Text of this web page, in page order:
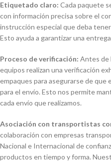
Etiquetado claro: Cada paquete
con información precisa sobre el
instrucción especial que deba
Esto ayuda a garantizar una
Proceso de verificación: Antes de
equipos realizan una verificación
empaques para asegurarse de
para el envío. Esto nos permite
cada envío que realizamos.
Asociación con transportistas
colaboración con empresas
Nacional e Internacional de
productos en tiempo y forma.